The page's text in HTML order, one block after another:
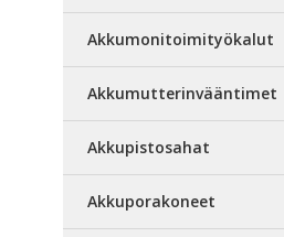
Akkumonitoimityökalut
Akkumutterinvääntimet
Akkupistosahat
Akkuporakoneet